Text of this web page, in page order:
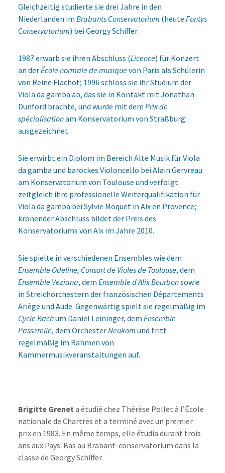
Gleichzeitig studierte sie drei Jahre in den
Niederlanden im Brabants Conservatorium (heute Fontys
Conservatorium) bei Georgy Schiffer.
1987 erwarb sie ihren Abschluss (Licence) für Konzert
an derÉcole normale de musiquevon Paris als Schülerin
von Reine Flachot; 1996 schloss sie ihr Studium der
Viola da gamba ab, das sie in Kontakt mit Jonathan
Dunford brachte, und wurde mit dem Prix de
spécialisationam Konservatorium von Straßburg
ausgezeichnet.
Sie erwirbt ein Diplom im Bereich Alte Musik für Viola
da gamba und barockes Violoncello bei Alain Gervreau
am Konservatorium von Toulouse und verfolgt
zeitgleich ihre professionelle Weiterqualifikation für
Viola da gamba bei Sylvie Moquet in Aix en Provence;
krönender Abschluss bildet der Preis des
Konservatoriums von Aix im Jahre 2010.
Sie spielte in verschiedenen Ensembles wie dem
Ensemble Odeline, Consort de Violes de Toulouse, dem
Ensemble Veziana, dem Ensemble d‘Alix Bourbonsowie
in Streichorchestern der französischen Départements
Ariège und Aude. Gegenwärtig spielt sie regelmäßig im
Cycle Bachum Daniel Leininger, dem Ensemble
Passerelle, dem OrchesterNeukom und tritt
regelmäßig im Rahmen von
Kammermusikveranstaltungen auf.
Brigitte Grenet a étudié chez Thérèse Pollet à l’École
nationale de Chartres et a terminé avec un premier
prix en 1983. En même temps, elle étudia durant trois
ans aux Pays-Bas au Brabant-conservatorium dans la
classe de Georgy Schiffer.